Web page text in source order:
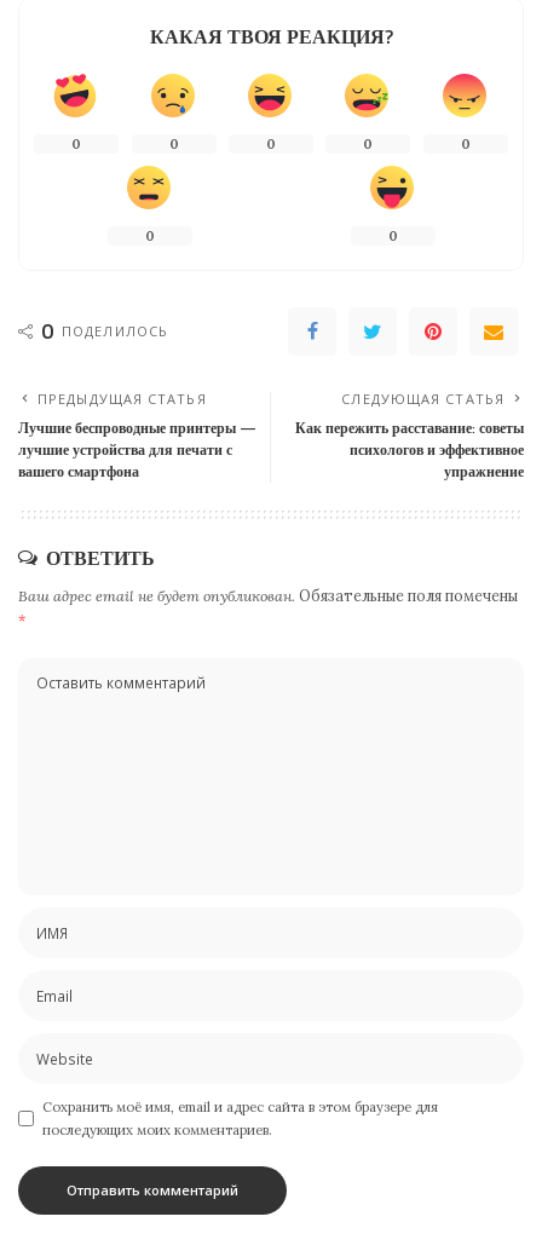
КАКАЯ ТВОЯ РЕАКЦИЯ?
0 0 0 0 0
0 0
0 ПОДЕЛИЛОСЬ
ПРЕДЫДУЩАЯ СТАТЬЯ
Лучшие беспроводные принтеры —
лучшие устройства для печати с
вашего смартфона
СЛЕДУЮЩАЯ СТАТЬЯ
Как пережить расставание: советы
психологов и эффективное
упражнение
ОТВЕТИТЬ
Ваш адрес email не будет опубликован. Обязательные поля помечены
*
Сохранить моё имя, email и адрес сайта в этом браузере для
последующих моих комментариев.